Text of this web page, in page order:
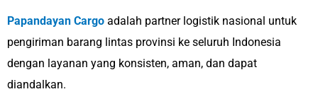
Papandayan Cargo adalah partner logistik nasional untuk
pengiriman barang lintas provinsi ke seluruh Indonesia
dengan layanan yang konsisten, aman, dan dapat
diandalkan.